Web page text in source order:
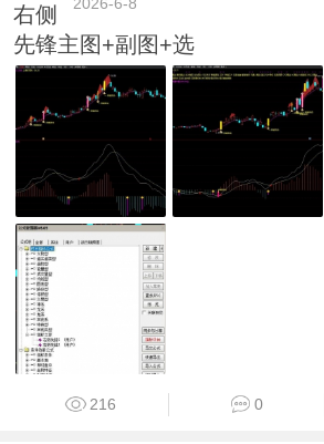
右侧
先锋主图+副图+选
216 0